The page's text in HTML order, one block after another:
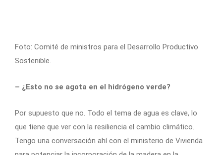
Foto: Comité de ministros para el Desarrollo Productivo
Sostenible.
– ¿Esto no se agota en el hidrógeno verde?
Por supuesto que no. Todo el tema de agua es clave, lo
que tiene que ver con la resiliencia el cambio climático.
Tengo una conversación ahí con el ministerio de Vivienda